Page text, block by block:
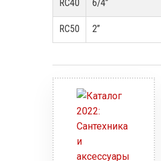
RC40 6/4”
RC50 2”